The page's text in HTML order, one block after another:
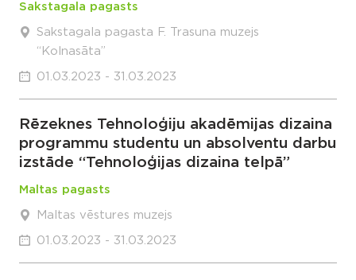
Sakstagala pagasts
Sakstagala pagasta F. Trasuna muzejs
“Kolnasāta”
01.03.2023 - 31.03.2023
Rēzeknes Tehnoloģiju akadēmijas dizaina
programmu studentu un absolventu darbu
izstāde “Tehnoloģijas dizaina telpā”
Maltas pagasts
Maltas vēstures muzejs
01.03.2023 - 31.03.2023